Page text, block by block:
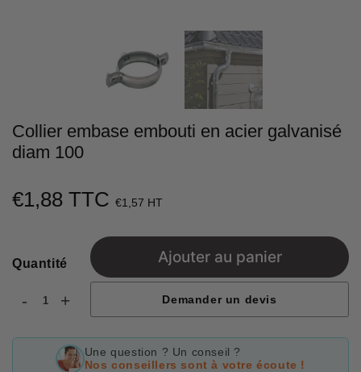
Collier embase embouti en acier galvanisé
diam 100
€1,88 TTC €1,57 HT
Quantité
- +
Ajouter au panier
Demander un devis
Une question ? Un conseil ?
Nos conseillers sont à votre écoute !